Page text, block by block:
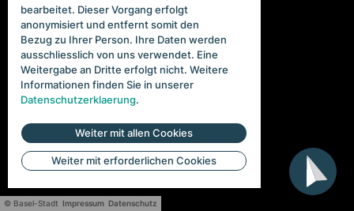
© Basel-Stadt Impressum Datenschutz
bearbeitet. Dieser Vorgang erfolgt
anonymisiert und entfernt somit den
Bezug zu Ihrer Person. Ihre Daten werden
ausschliesslich von uns verwendet. Eine
Weitergabe an Dritte erfolgt nicht. Weitere
Informationen finden Sie in unserer
Datenschutzerklaerung.
Weiter mit allen Cookies
Weiter mit erforderlichen Cookies